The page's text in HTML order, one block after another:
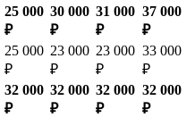
25 000
₽
30 000
₽
31 000
₽
37 000
₽
25 000
₽
23 000
₽
23 000
₽
33 000
₽
32 000
₽
32 000
₽
32 000
₽
32 000
₽